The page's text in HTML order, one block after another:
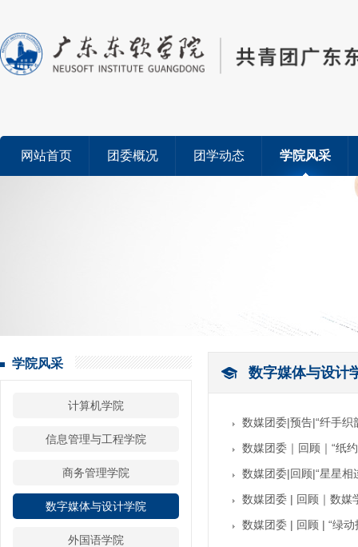
网站首页 团委概况 团学动态 学院风采
学院风采
计算机学院
信息管理与工程学院
商务管理学院
数字媒体与设计学院
外国语学院
数字媒体与设计
数媒团委|预告|“纤手织
数媒团委｜回顾｜“纸
数媒团委|回顾|“星星相
数媒团委 | 回顾｜数媒
数媒团委 | 回顾 | “绿